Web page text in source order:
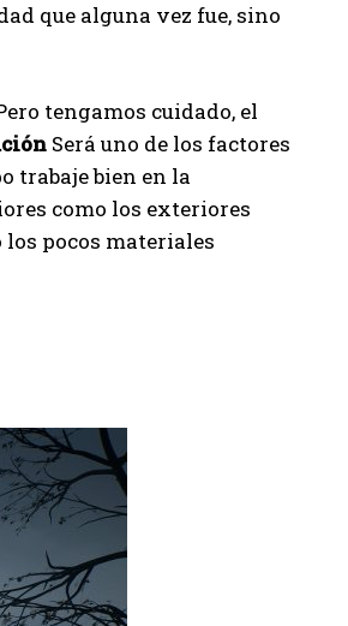
que alguna vez fue, sino
tengamos cuidado, el
Será uno de los factores
trabaje bien en la
como los exteriores
pocos materiales